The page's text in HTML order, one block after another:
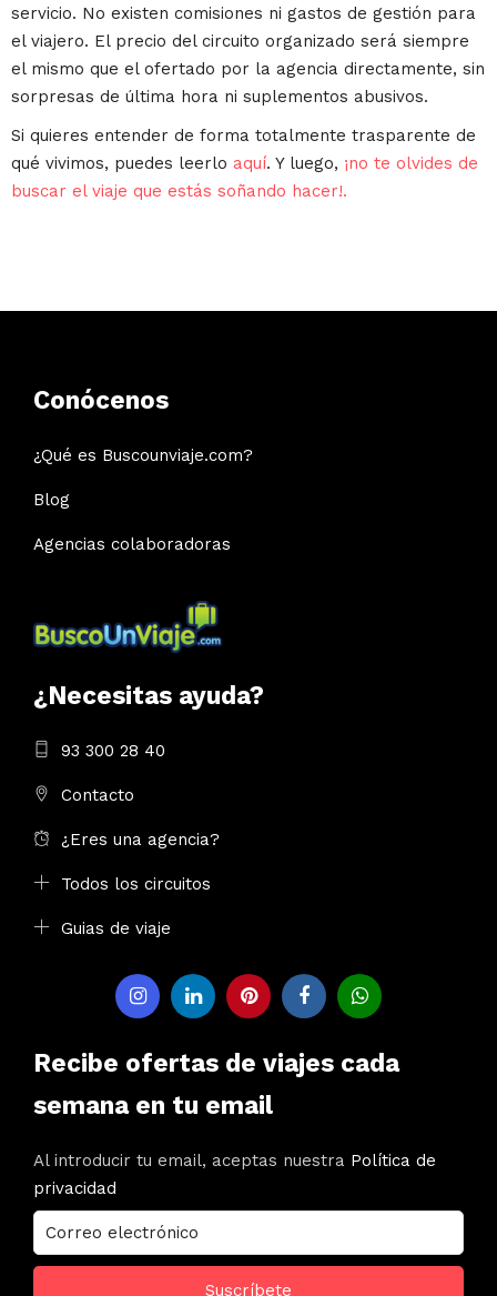
servicio. No existen comisiones ni gastos de gestión para
el viajero. El precio del circuito organizado será siempre
el mismo que el ofertado por la agencia directamente, sin
sorpresas de última hora ni suplementos abusivos.
Si quieres entender de forma totalmente trasparente de
qué vivimos, puedes leerlo aquí. Y luego, ¡no te olvides de
buscar el viaje que estás soñando hacer!.
Conócenos
¿Qué es Buscounviaje.com?
Blog
Agencias colaboradoras
¿Necesitas ayuda?
93 300 28 40
Contacto
¿Eres una agencia?
Todos los circuitos
Guias de viaje
Recibe ofertas de viajes cada
semana en tu email
Al introducir tu email, aceptas nuestra Política de
privacidad